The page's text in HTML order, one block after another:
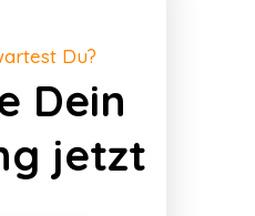
Du?
Dein
jetzt